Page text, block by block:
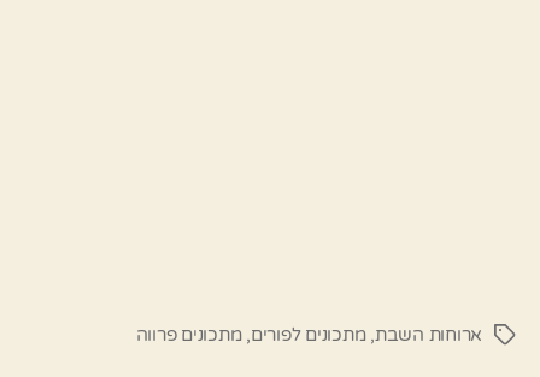
תגיותארוחות השבת,מתכונים לפורים,מתכונים פרווה